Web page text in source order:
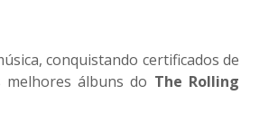
conquistando certificados de
álbuns do The Rolling